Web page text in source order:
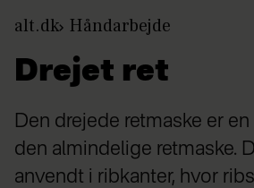
alt.dk Håndarbejde
Drejet ret
Den drejede retmaske er
den almindelige retmaske.
anvendt i ribkanter, hvor